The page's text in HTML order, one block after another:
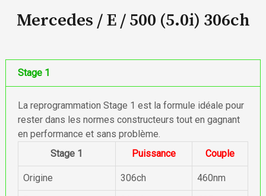
Mercedes / E /500 (5.0i) 306ch
Stage 1
La reprogrammation Stage 1 est la formule idéale pour
rester dans les normes constructeurs tout en gagnant
en performance et sans problème.
Stage 1
Puissance Couple
Origine 306ch 460nm